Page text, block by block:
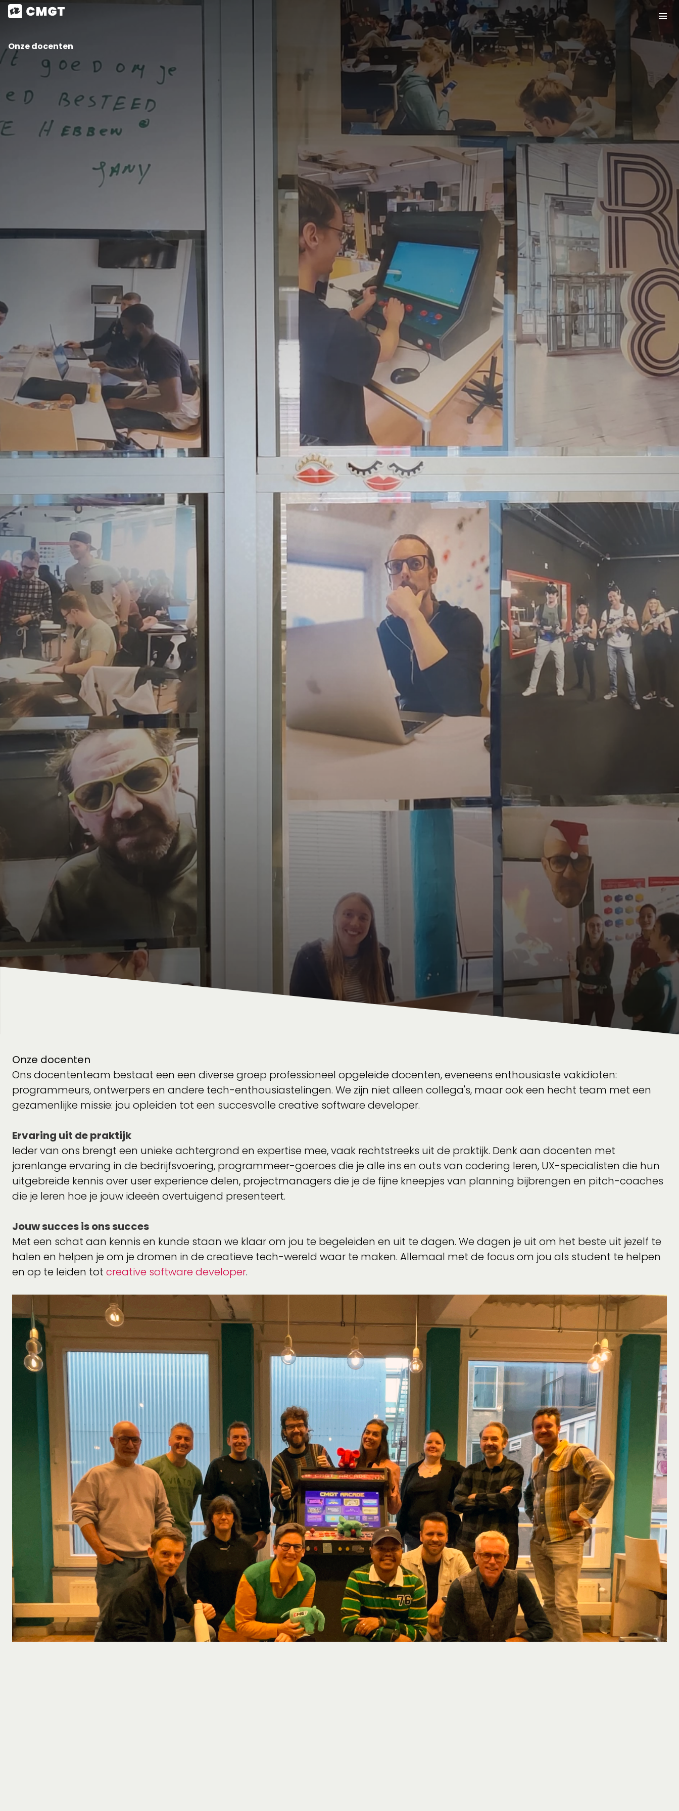
Onze docenten
Onze docenten
Ons docententeam bestaat een een diverse groep professioneel opgeleide docenten, eveneens enthousiaste vakidioten:
programmeurs, ontwerpers en andere tech-enthousiastelingen. We zijn niet alleen collega's, maar ook een hecht team met een
gezamenlijke missie: jou opleiden tot een succesvolle creative software developer.
Ervaring uit de praktijk
Ieder van ons brengt een unieke achtergrond en expertise mee, vaak rechtstreeks uit de praktijk. Denk aan docenten met
jarenlange ervaring in de bedrijfsvoering, programmeer-goeroes die je alle ins en outs van codering leren, UX-specialisten die hun
uitgebreide kennis over user experience delen, projectmanagers die je de fijne kneepjes van planning bijbrengen en pitch-coaches
die je leren hoe je jouw ideeën overtuigend presenteert.
Jouw succes is ons succes
Met een schat aan kennis en kunde staan we klaar om jou te begeleiden en uit te dagen. We dagen je uit om het beste uit jezelf te
halen en helpen je om je dromen in de creatieve tech-wereld waar te maken. Allemaal met de focus om jou als student te helpen
en op te leiden tot creative software developer.